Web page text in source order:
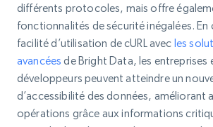
différents protocoles, mais offre
fonctionnalités de sécurité inégalées. En
facilité d’utilisation de cURL avec les
avancées de Bright Data, les entreprises
développeurs peuvent atteindre un
d’accessibilité des données, améliorant
opérations grâce aux informations